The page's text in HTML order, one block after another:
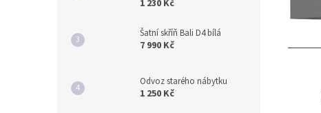
1 230 Kč
Šatní skříň Bali D4 bílá
7 990 Kč
Odvoz starého nábytku
1 250 Kč